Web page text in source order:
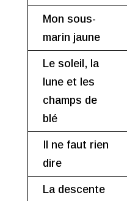
Mon sous-
marin jaune
Le soleil, la
lune et les
champs de
blé
Il ne faut rien
dire
La descente